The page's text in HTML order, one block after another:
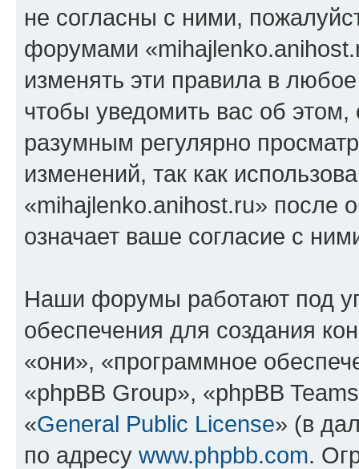
не согласны с ними,
форумами
изменять эти правила в
чтобы уведомить вас об
разумным регулярно
изменений, так как
«mihajlenko.anihost.ru» после
означает ваше согласие с
Наши форумы работают под
обеспечения для создания
«они», «программное
«phpBB Group», «phpBB
«General Public License» (в
по адресу www.phpbb.com.